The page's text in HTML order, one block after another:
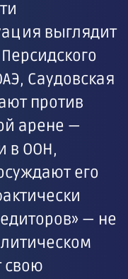
выглядит
Саудовская
против
арене —
в ООН,
его
— не
свою